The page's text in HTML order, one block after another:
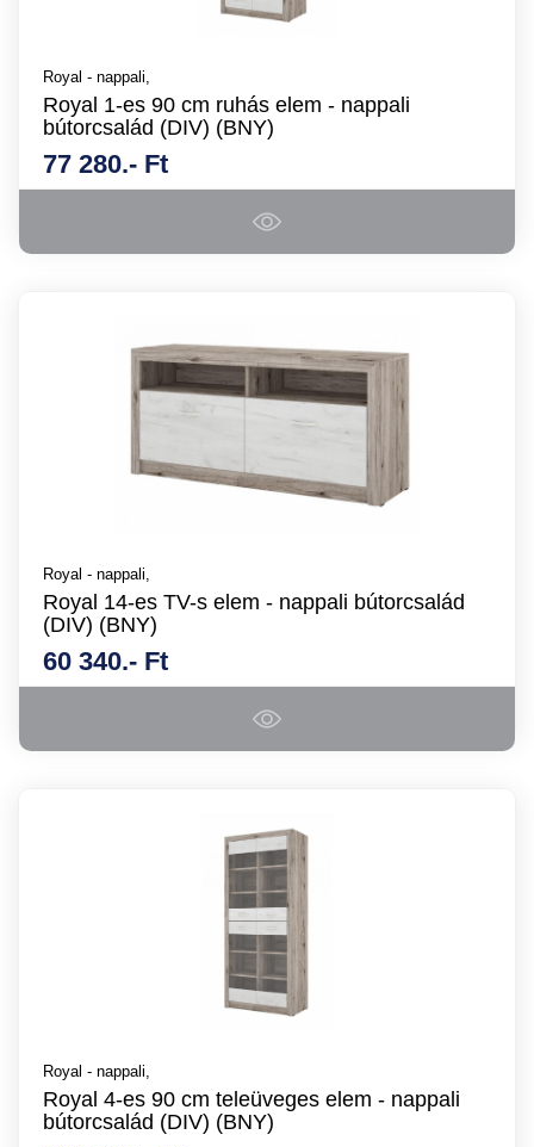
Royal - nappali,
Royal 1-es 90 cm ruhás elem - nappali
bútorcsalád (DIV) (BNY)
77 280.- Ft
Royal - nappali,
Royal 14-es TV-s elem - nappali bútorcsalád
(DIV) (BNY)
60 340.- Ft
Royal - nappali,
Royal 4-es 90 cm teleüveges elem - nappali
bútorcsalád (DIV) (BNY)